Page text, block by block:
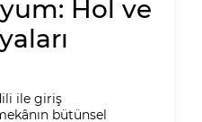
Hol ve
ile giriş
bütünsel